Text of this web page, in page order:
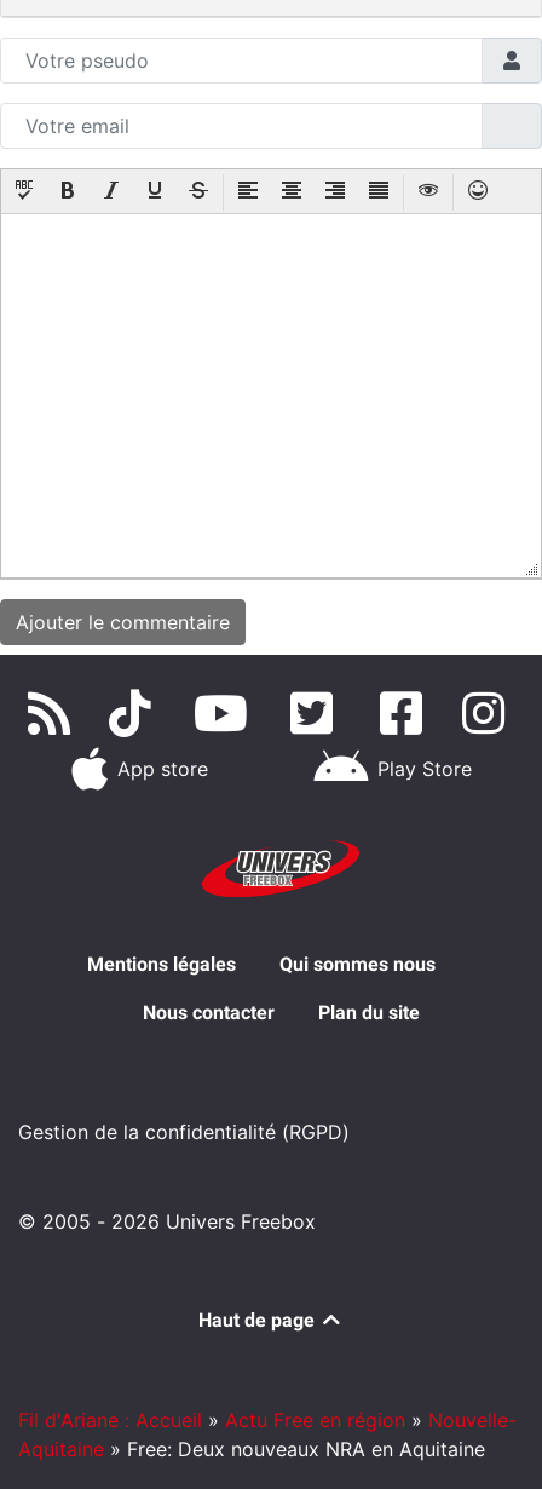
App store Play Store
Mentions légales Qui sommes nous
Nous contacter Plan du site
Gestion de la confidentialité (RGPD)
© 2005 - 2026 Univers Freebox
Haut de page
Fil d'Ariane : Accueil » Actu Free en région » Nouvelle-
Aquitaine » Free: Deux nouveaux NRA en Aquitaine